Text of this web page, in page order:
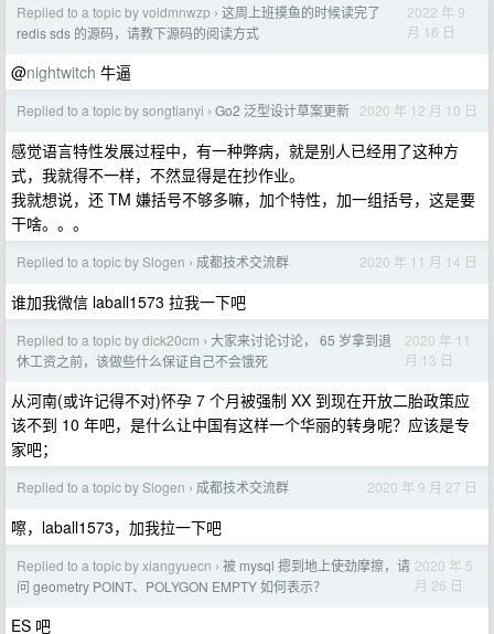
Replied to a topic by voidmnwzp › 这周上班摸鱼的时候读完了
redis sds 的源码，请教下源码的阅读方式
2022 年 9
月 16 日
@nightwitch 牛逼
Replied to a topic by songtianyi › Go2 泛型设计草案更新 2020 年 12 月 10 日
感觉语言特性发展过程中，有一种弊病，就是别人已经用了这种方
式，我就得不一样，不然显得是在抄作业。
我就想说，还 TM 嫌括号不够多嘛，加个特性，加一组括号，这是要
干啥。。。
Replied to a topic by Slogen › 成都技术交流群 2020 年 11 月 14 日
谁加我微信 laball1573 拉我一下吧
Replied to a topic by dick20cm › 大家来讨论讨论， 65 岁拿到退
休工资之前，该做些什么保证自己不会饿死
2020 年 11
月 13 日
从河南(或许记得不对)怀孕 7 个月被强制 XX 到现在开放二胎政策应
该不到 10 年吧，是什么让中国有这样一个华丽的转身呢？应该是专
家吧；
Replied to a topic by Slogen › 成都技术交流群 2020 年 9 月 27 日
嚓，laball1573，加我拉一下吧
Replied to a topic by xiangyuecn › 被 mysql 摁到地上使劲摩擦，请
问 geometry POINT、POLYGON EMPTY 如何表示？
2020 年 5
月 26 日
ES 吧